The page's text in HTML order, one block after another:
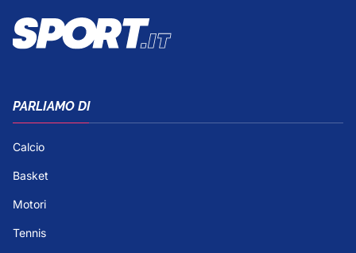
PARLIAMO DI
Calcio
Basket
Motori
Tennis